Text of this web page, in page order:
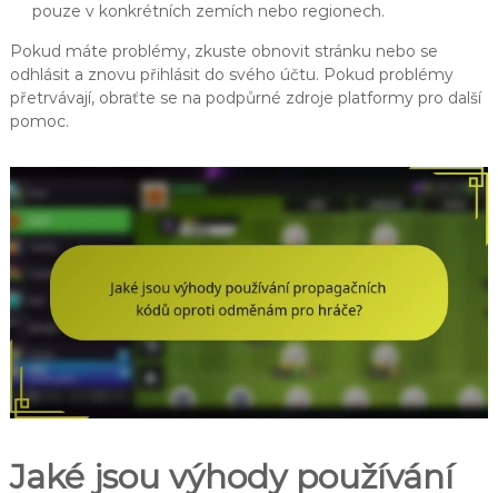
pouze v konkrétních zemích nebo regionech.
Pokud máte problémy, zkuste obnovit stránku nebo se
odhlásit a znovu přihlásit do svého účtu. Pokud problémy
přetrvávají, obraťte se na podpůrné zdroje platformy pro další
pomoc.
Jaké jsou výhody používání